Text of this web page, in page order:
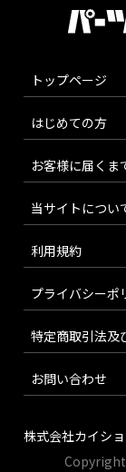
トップページ
はじめての方
お客様に届くま
当サイトについ
利用規約
プライバシーポ
特定商取引法及
お問い合わせ
株式会社カイシ